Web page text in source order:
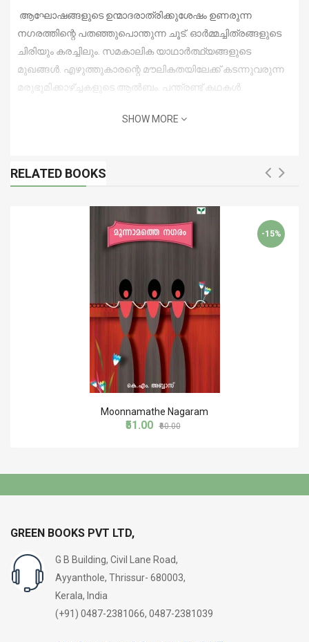
ആഘോഷങ്ങളുടെ ഉന്മാദരാത്രിക്കുശേഷം ഉണരുന്ന
നഗരത്തിന്റെ പതഞ്ഞുപൊന്തുന്ന ചൂട്. ഓര്‍മ്മച്ചിത്രങ്ങളുടെ
ചിരിയും കരച്ചിലും. സമകാലിക യാഥാര്‍ത്ഥ്യങ്ങളുടെ
മുഖങ്ങള്‍. എഴുത്തുകാരന്റെ മൗലികതയിലേക്ക് കടന്നുവരുന്ന
മരുഭൂമിക്കാഴ്ച്ചകളുടെ ആല്‍ബം. പന്ത്രണ്ട് കഥകള്‍.
SHOW MORE
RELATED BOOKS
-15%
Moonnamathe Nagaram
₹51.00 ₹60.00
GREEN BOOKS PVT LTD,
G B Building, Civil Lane Road,
Ayyanthole, Thrissur- 680003,
Kerala, India
(+91) 0487-2381066, 0487-2381039